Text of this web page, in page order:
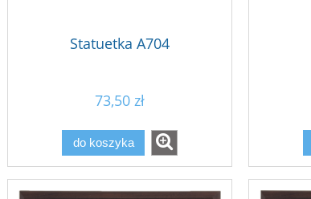
Statuetka A704
73,50 zł
do koszyka